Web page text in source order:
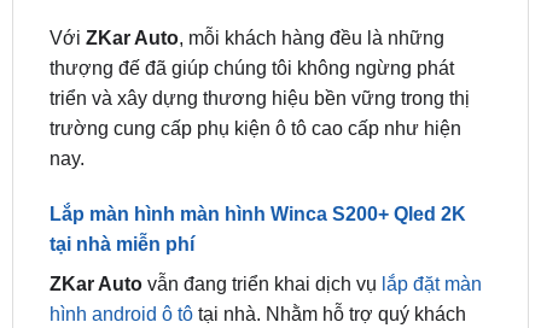
khách hàng dù là khách hàng mới khách hàng lâu
năm.
VớiZKar Auto, mỗi khách hàng đều là những
thượng đế đã giúp chúng tôi không ngừng phát
trường cung cấp phụ kiện ô tô cao cấp như hiện
nay.
Lắp màn hình màn hình Winca S200+ Qled 2K